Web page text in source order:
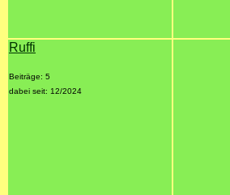
Ruffi
Beiträge: 5
dabei seit: 12/2024